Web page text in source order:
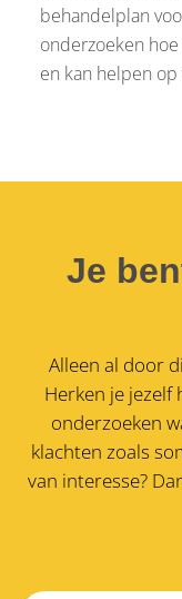
behandelplan
onderzoeken
en kan helpen
Je
Alleen al door
Herken je jezelf
onderzoeken
klachten zoals
van interesse?